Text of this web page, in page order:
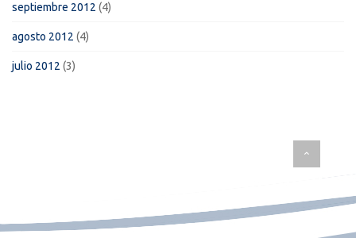
septiembre 2012 (4)
agosto 2012 (4)
julio 2012 (3)